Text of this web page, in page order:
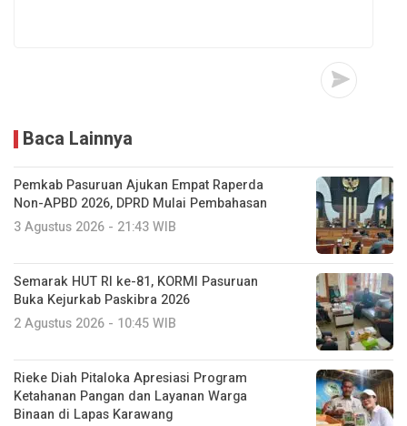
Baca Lainnya
Pemkab Pasuruan Ajukan Empat Raperda
Non-APBD 2026, DPRD Mulai Pembahasan
3 Agustus 2026 - 21:43 WIB
Semarak HUT RI ke-81, KORMI Pasuruan
Buka Kejurkab Paskibra 2026
2 Agustus 2026 - 10:45 WIB
Rieke Diah Pitaloka Apresiasi Program
Ketahanan Pangan dan Layanan Warga
Binaan di Lapas Karawang